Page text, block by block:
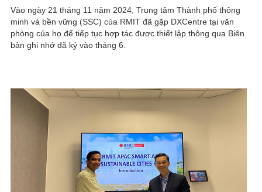
Vào ngày 21 tháng 11 năm 2024, Trung tâm Thành phố thông
minh và bền vững (SSC) của RMIT đã gặp DXCentre tại văn
phòng của họ để tiếp tục hợp tác được thiết lập thông qua Biên
bản ghi nhớ đã ký vào tháng 6.